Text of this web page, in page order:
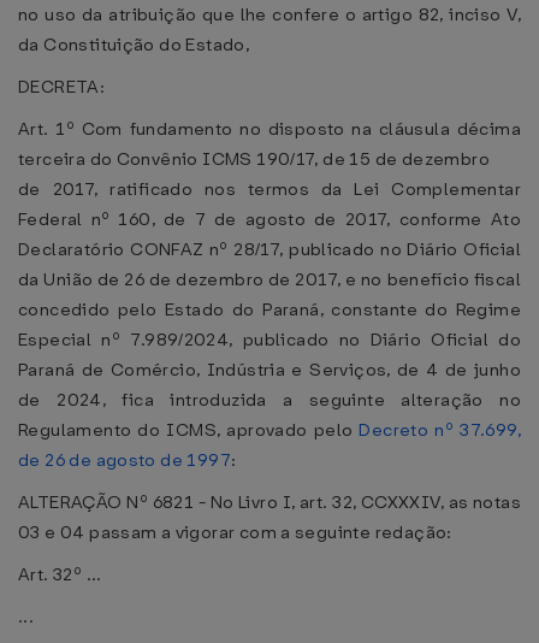
no uso da atribuição que lhe confere o artigo 82, inciso V,
da Constituição do Estado,
DECRETA:
Art. 1º Com fundamento no disposto na cláusula décima
terceira do Convênio ICMS 190/17, de 15 de dezembro
de 2017, ratificado nos termos da Lei Complementar
Federal nº 160, de 7 de agosto de 2017, conforme Ato
Declaratório CONFAZ nº 28/17, publicado no Diário Oficial
da União de 26 de dezembro de 2017, e no benefício fiscal
concedido pelo Estado do Paraná, constante do Regime
Especial nº 7.989/2024, publicado no Diário Oficial do
Paraná de Comércio, Indústria e Serviços, de 4 de junho
de 2024, fica introduzida a seguinte alteração no
Regulamento do ICMS, aprovado pelo Decreto nº 37.699,
de 26 de agosto de 1997:
ALTERAÇÃO Nº 6821 - No Livro I, art. 32, CCXXXIV, as notas
03 e 04 passam a vigorar com a seguinte redação:
Art. 32º ...
...